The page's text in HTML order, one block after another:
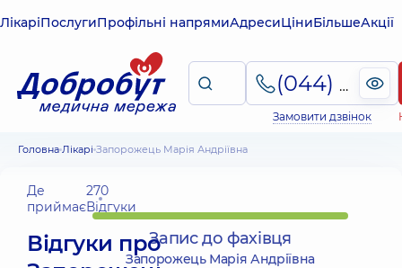
ЛікаріПослугиПрофільні напрямиАдресиЦіниБільшеАкції
(044) 495-2-888
Замовити дзвінок
Головна Лікарі Запорожець Марія Андріївна
Де
приймає
270
Відгуки
Відгуки проЗапис до фахівця
Запорожець Марія Андріївна